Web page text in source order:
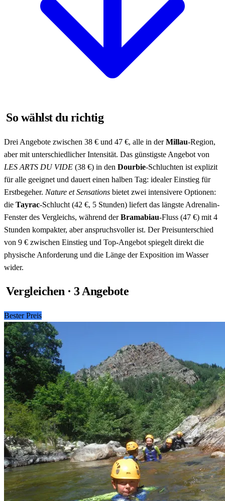
So wählst du richtig
Drei Angebote zwischen 38 € und 47 €, alle in derMillau-Region,
aber mit unterschiedlicher Intensität. Das günstigste Angebot von
LES ARTS DU VIDE (38 €) in den Dourbie-Schluchten ist explizit
für alle geeignet und dauert einen halben Tag: idealer Einstieg für
Erstbegeher. Nature et Sensations bietet zwei intensivere Optionen:
die Tayrac-Schlucht (42 €, 5 Stunden) liefert das längste Adrenalin-
Fenster des Vergleichs, während derBramabiau-Fluss (47 €) mit 4
Stunden kompakter, aber anspruchsvoller ist. Der Preisunterschied
von 9 € zwischen Einstieg und Top-Angebot spiegelt direkt die
physische Anforderung und die Länge der Exposition im Wasser
wider.
Vergleichen · 3 Angebote
Bester Preis